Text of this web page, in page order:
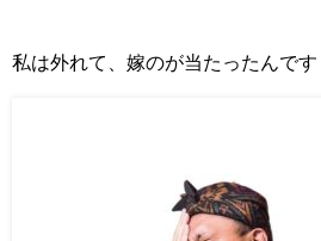
私は外れて、嫁のが当たったんです